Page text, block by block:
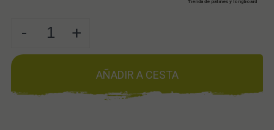
Tienda de patines y longboard
- +
AÑADIR A CESTA